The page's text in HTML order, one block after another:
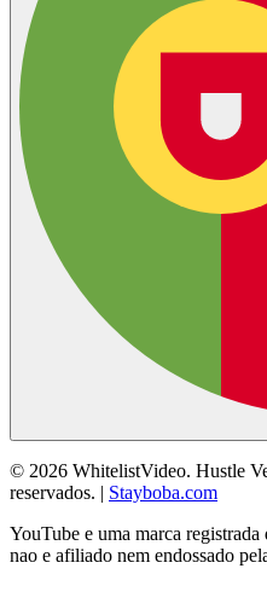
© 2026 WhitelistVideo. Hustle
reservados. | Stayboba.com
YouTube e uma marca
nao e afiliado nem endossado